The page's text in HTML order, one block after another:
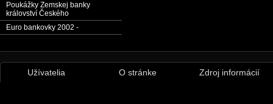
Poukážky Zemskej banky
království Českého
Euro bankovky 2002 -
Užívatelia O stránke Zdroj informácií